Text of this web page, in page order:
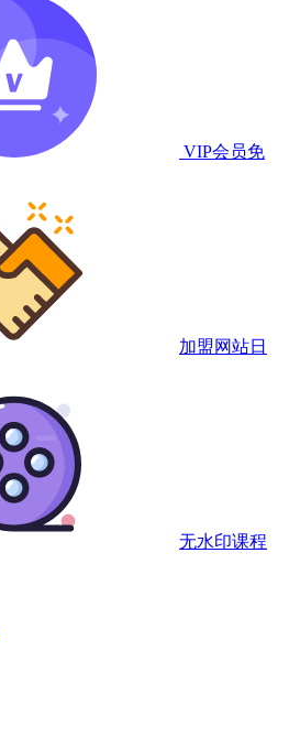
VIP会员免
加盟网站日
无水印课程